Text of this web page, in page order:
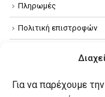
Για να παρέχουμε
Πληρωμές
Πολιτική επιστροφών
Πολιτική Cookies